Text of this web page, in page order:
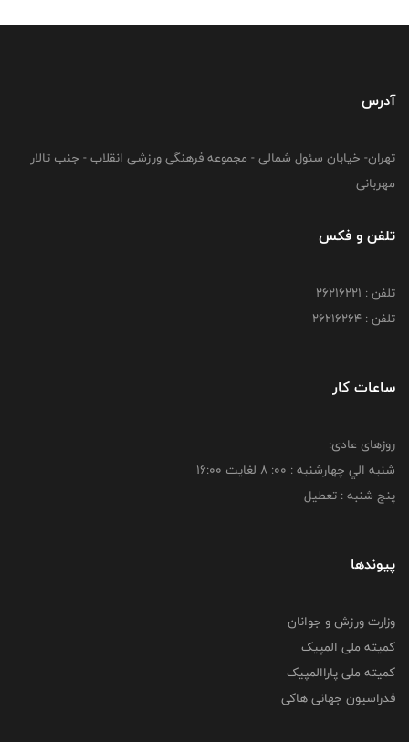
آدرس
تهران- خیابان سئول شمالی - مجموعه فرهنگی ورزشی انقلاب - جنب تالار
مهربانی
تلفن و فکس
تلفن : 26216221
تلفن : 26216264
ساعات کار
روزهای عادی:
شنبه الي چهارشنبه : 00: 8 لغايت 16:00
پنج شنبه : تعطیل
پیوندها
وزارت ورزش و جوانان
کمیته ملی المپیک
کمیته ملی پاراالمپیک
فدراسیون جهانی هاکی